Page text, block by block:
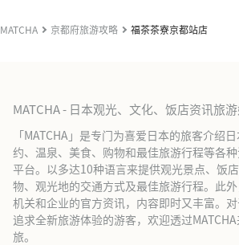
MATCHA 京都府旅游攻略 福茶茶寮京都站店
MATCHA - 日本观光、文化、饭店资讯旅
「MATCHA」是专门为喜爱日本的旅客介绍
约、温泉、美食、购物和最佳旅游行程等各
平台。以多达10种语言来提供观光景点、饭
物、观光地的交通方式及最佳旅游行程。此
机关和企业的官方资讯，内容即时又丰富。对
追求全新旅游体验的游客，欢迎透过
旅。